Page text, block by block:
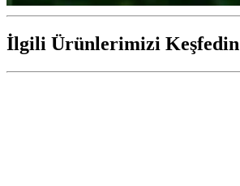
İlgili Ürünlerimizi Keşfedin